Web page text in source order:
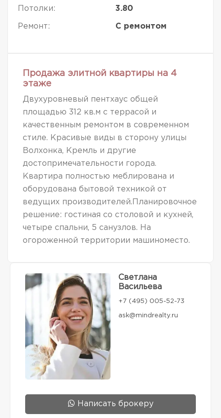
Потолки: 3.80
Ремонт: С ремонтом
Продажа элитной квартиры на 4
этаже
Двухуровневый пентхаус общей
площадью 312 кв.м с террасой и
качественным ремонтом в современном
стиле. Красивые виды в сторону улицы
Волхонка, Кремль и другие
достопримечательности города.
Квартира полностью меблирована и
оборудована бытовой техникой от
ведущих производителей.Планировочное
решение: гостиная со столовой и кухней,
четыре спальни, 5 санузлов. На
огороженной территории машиноместо.
Светлана
Васильева
+7 (495) 005-52-73
ask@mindrealty.ru
Написать брокеру